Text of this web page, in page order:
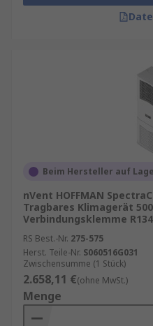
Beim Hersteller auf
nVent HOFFMAN
Tragbares Klimagerät
Verbindungsklemme
RS Best.-Nr. 275-575
Herst. Teile-Nr. S060516G031
Zwischensumme (1 Stück)
2.658,11 €(ohne MwSt.)
Menge